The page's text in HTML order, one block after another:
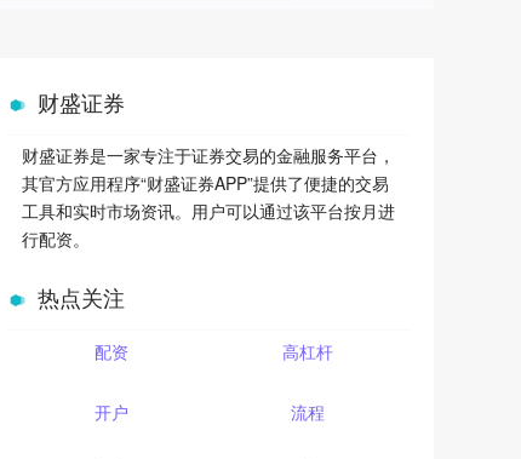
财盛证券
财盛证券是一家专注于证券交易的金融服务平台，
其官方应用程序“财盛证券APP”提供了便捷的交易
工具和实时市场资讯。用户可以通过该平台按月进
行配资。
热点关注
配资 高杠杆
开户 流程